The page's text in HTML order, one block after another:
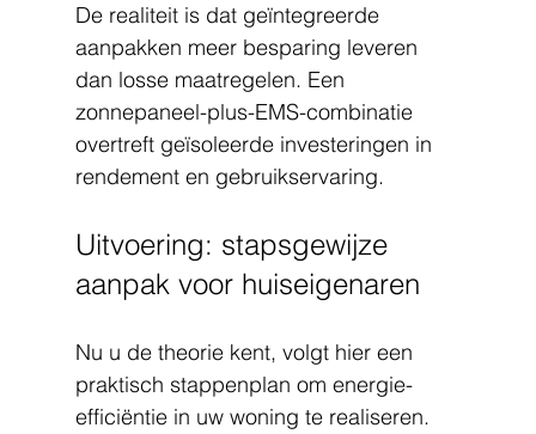
De realiteit is dat geïntegreerde
aanpakken meer besparing leveren
dan losse maatregelen. Een
zonnepaneel-plus-EMS-combinatie
overtreft geïsoleerde investeringen in
rendement en gebruikservaring.
Uitvoering: stapsgewijze
aanpak voor huiseigenaren
Nu u de theorie kent, volgt hier een
praktisch stappenplan om energie-
efficiëntie in uw woning te realiseren.